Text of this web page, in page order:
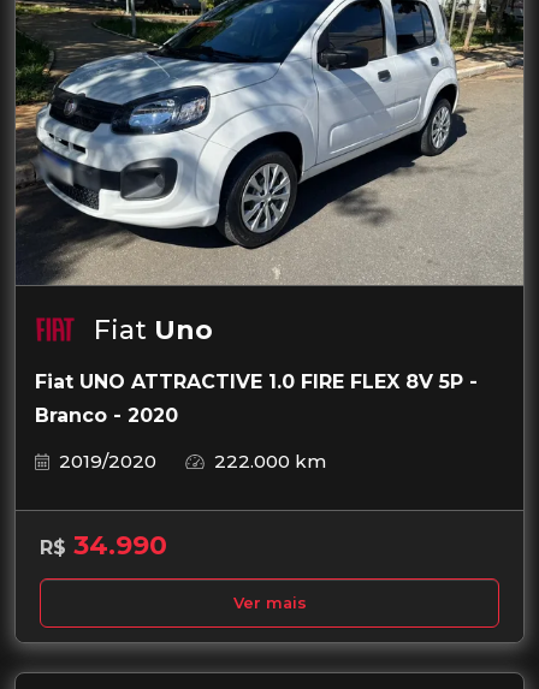
Fiat Uno
Fiat UNO ATTRACTIVE 1.0 FIRE FLEX 8V 5P -
Branco - 2020
2019/2020
222.000 km
R$ 34.990
Ver mais